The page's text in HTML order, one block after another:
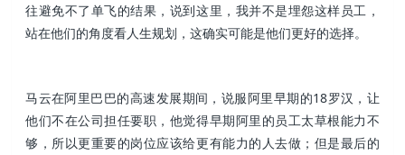
往避免不了单飞的结果，说到这里，我并不是埋怨这样员工，
站在他们的角度看人生规划，这确实可能是他们更好的选择。
马云在阿里巴巴的高速发展期间，说服阿里早期的18罗汉，让
他们不在公司担任要职，他觉得早期阿里的员工太草根能力不
够，所以更重要的岗位应该给更有能力的人去做；但是最后的